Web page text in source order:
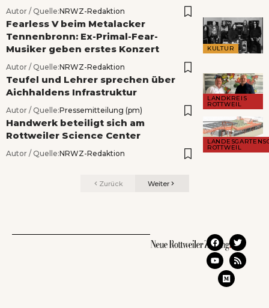
Autor / Quelle:NRWZ-Redaktion
KULTUR
Fearless V beim Metalacker
Tennenbronn: Ex-Primal-Fear-
Musiker geben erstes Konzert
Autor / Quelle:NRWZ-Redaktion
LANDKREIS
ROTTWEIL
Teufel und Lehrer sprechen über
Aichhaldens Infrastruktur
Autor / Quelle:Pressemitteilung (pm)
ROTTWEIL
Handwerk beteiligt sich am
Rottweiler Science Center
Autor / Quelle:NRWZ-Redaktion
Zurück Weiter